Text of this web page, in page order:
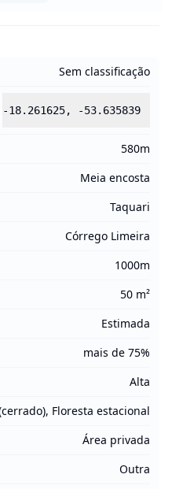
Sem classificação
-18.261625, -53.635839
580m
Meia encosta
Taquari
Córrego Limeira
1000m
50 m²
Estimada
mais de 75%
Alta
Floresta estacional
Área privada
Outra